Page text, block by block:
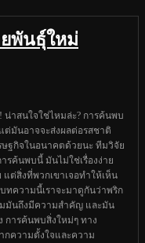
พันธุ์ใหม่
าสนใจใช่ไหมล่ะ? การค้นพบ
ต่มันอาจจะส่งผลต่อรสชาติ
ษฐกิจในอนาคตด้วยนะ ทีมวิจัย
รค้นพบนี้ มันไม่ใช่เรื่องง่าย
ต่สิ่งที่พวกเขาเจอทำให้เห็น
บทความนี้เราจะมาดูกันว่าพริก
มันถึงมีความสำคัญ และมัน
การค้นพบสิ่งใหม่ๆ ทาง
กความตั้งใจและความ